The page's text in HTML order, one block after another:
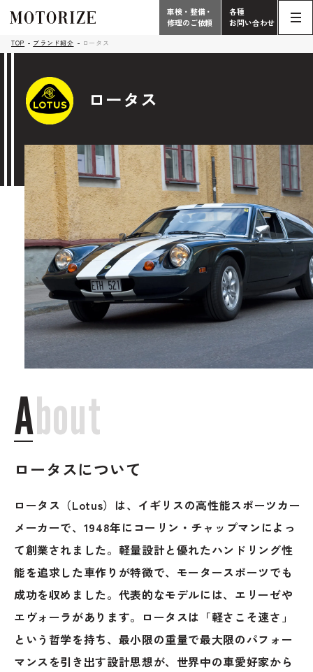
こだわり
輸入車買取査定依頼
中古車販売・在庫車情報
車検・整備・修理のご依頼
中古車探しのご依頼/その他
お問い合わせフォーム
ブランド紹介
お客様の声
ケータハム岐阜
プライバシーポリシー
Phone
電話受付時間 10:00 - 18:30（月曜定休）
車検・整備・修理
058-247-7733
タップで電話がかかります
お問い合わせ総合
058-247-8001
タップで電話がかかります
Contact Form
24時間受付対応の
お問い合わせフォームはこちら
車検・整備・修理のご依頼
買取査定のご依頼
その他のお問い合わせ
中古車探しのご依頼・レンタカーのご相談
電話・メールなどのご連絡方法意外にも、オンラインで
お問い合わせフォームにて、オンラインでのご連絡をご
希望ください。
Contact
車検・整備・
修理のご依頼
各種
お問い合わせ
TOP ブランド紹介 ロータス
ロータス
About
ロータスについて
ロータス（Lotus）は、イギリスの高性能スポーツカー
メーカーで、1948年にコーリン・チャップマンによっ
て創業されました。軽量設計と優れたハンドリング性
能を追求した車作りが特徴で、モータースポーツでも
成功を収めました。代表的なモデルには、エリーゼや
エヴォーラがあります。ロータスは「軽さこそ速さ」
という哲学を持ち、最小限の重量で最大限のパフォー
マンスを引き出す設計思想が、世界中の車愛好家から